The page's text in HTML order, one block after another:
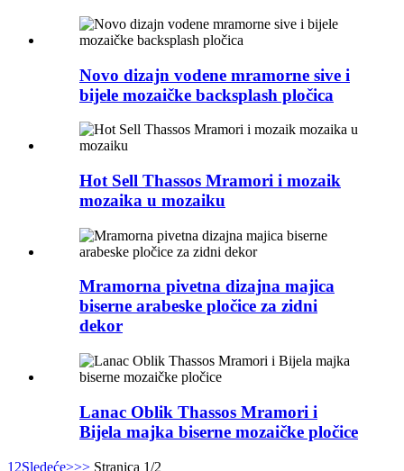
Novo dizajn vodene mramorne sive i
bijele mozaičke backsplash pločica
Hot Sell Thassos Mramori i mozaik
mozaika u mozaiku
Mramorna pivetna dizajna majica
biserne arabeske pločice za zidni
dekor
Lanac Oblik Thassos Mramori i
Bijela majka biserne mozaičke pločice
1 2Sledeće>>> Stranica 1/2